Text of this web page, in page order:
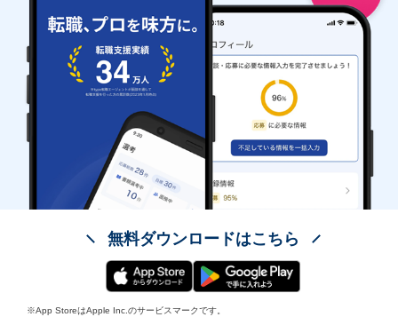
無料ダウンロードはこちら
※App StoreはApple Inc.のサービスマークです。